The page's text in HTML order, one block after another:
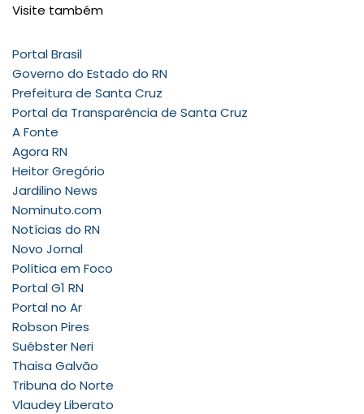
Visite também
Portal Brasil
Governo do Estado do RN
Prefeitura de Santa Cruz
Portal da Transparência de Santa Cruz
A Fonte
Agora RN
Heitor Gregório
Jardilino News
Nominuto.com
Notícias do RN
Novo Jornal
Política em Foco
Portal G1 RN
Portal no Ar
Robson Pires
Suébster Neri
Thaisa Galvão
Tribuna do Norte
Vlaudey Liberato